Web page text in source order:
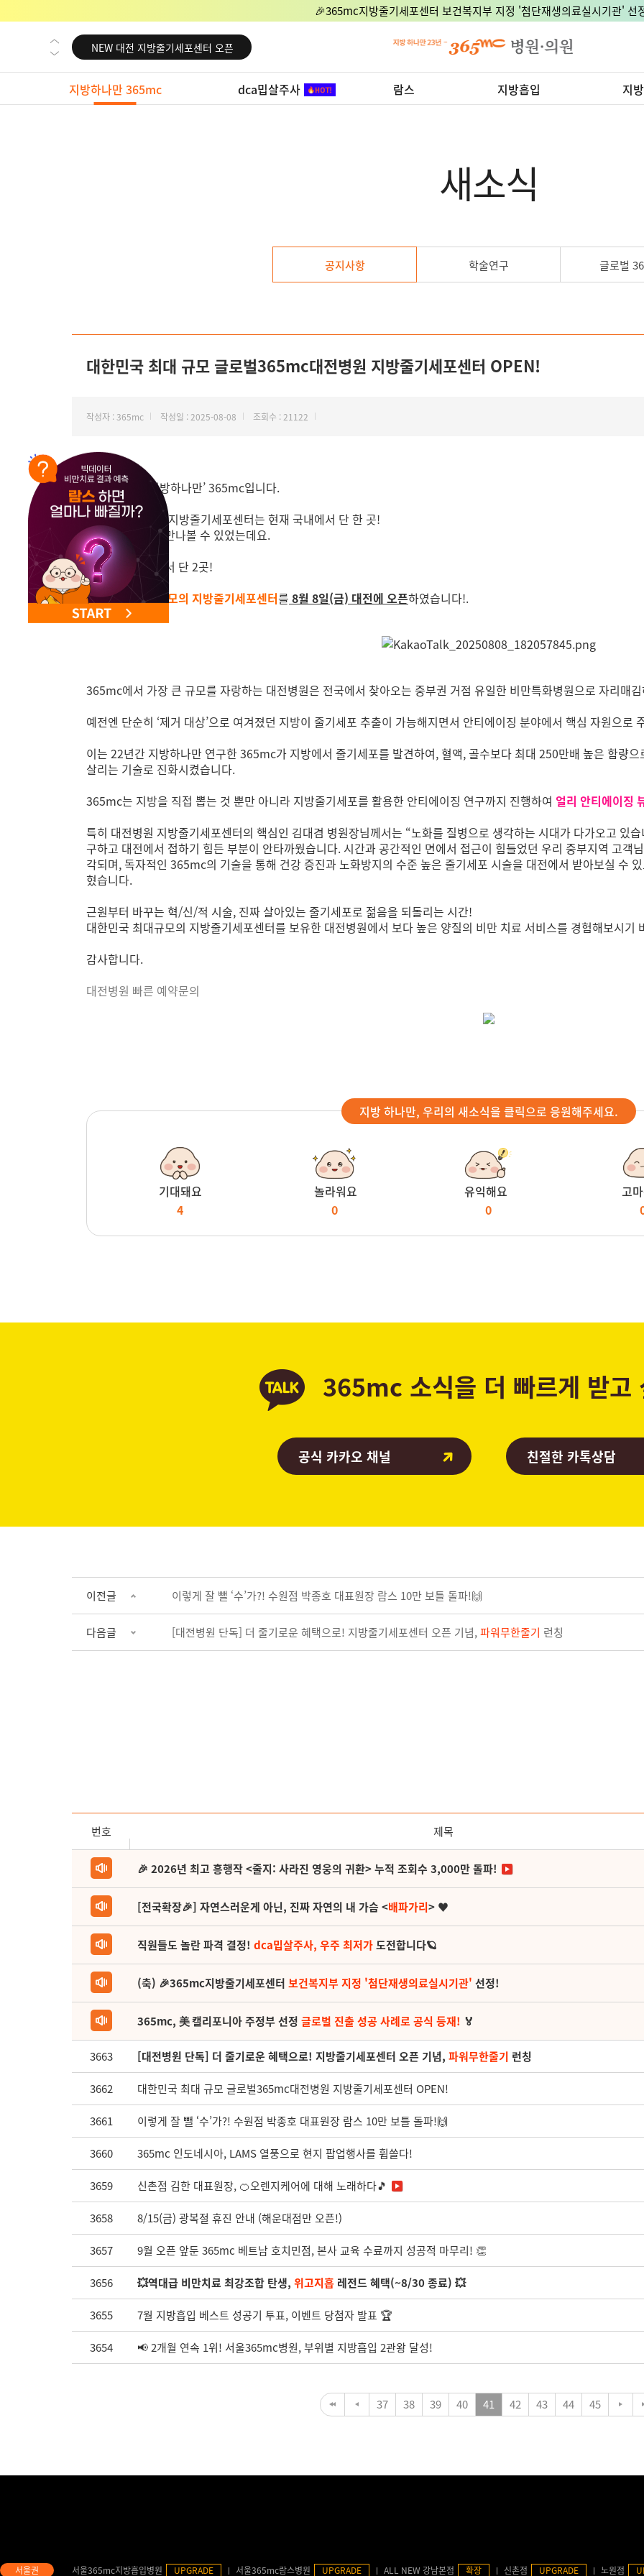
🎉365mc지방줄기세포센터 보건복지부 지정 '첨단재생의료실시기관' 선
NEW 교대 지방줄기세포센터 오픈
NEW 대전 지방줄기세포센터 오픈
NEW 노원 지방줄기세포센터 오픈
NEW 미국 LA점 오픈
지방하나만 365mc dca밉살주사 람스 지방흡입 지
새소식
공지사항 학술연구 글로벌
대한민국 최대 규모 글로벌365mc대전병원 지방줄기세포센터 OPEN!
작성자 : 365mc 작성일 : 2025-08-08 조회수 : 21122
안녕하세요. ‘지방하나만’ 365mc입니다.
지금까지 365mc지방줄기세포센터는 현재 국내에서 단 한 곳!
강남본점에서만 만나볼 수 있었는데요.
이젠 대한민국에서 단 2곳!
드디어!!!!!!
대한민국 최대 규모의 지방줄기세포센터를 8월 8일(금) 대전에 오픈하였습니다!.
365mc에서 가장 큰 규모를 자랑하는 대전병원은 전국에서 찾아오는 중부권 거점 유일한 비만특화병원으로 자리매
예전엔 단순히 ‘제거 대상’으로 여겨졌던 지방이 줄기세포 추출이 가능해지면서 안티에이징 분야에서 핵심 자원으로
이는 22년간 지방하나만 연구한 365mc가 지방에서 줄기세포를 발견하여, 혈액, 골수보다 최대 250만배 높은 함량
살리는 기술로 진화시켰습니다.
365mc는 지방을 직접 뽑는 것 뿐만 아니라 지방줄기세포를 활용한 안티에이징 연구까지 진행하여 얼리 안티에이징
특히 대전병원 지방줄기세포센터의 핵심인 김대겸 병원장님께서는 “노화를 질병으로 생각하는 시대가 다가오고 있
구하고 대전에서 접하기 힘든 부분이 안타까웠습니다. 시간과 공간적인 면에서 접근이 힘들었던 우리 중부지역 고객
각되며, 독자적인 365mc의 기술을 통해 건강 증진과 노화방지의 수준 높은 줄기세포 시술을 대전에서 받아보실 수
혔습니다.
근원부터 바꾸는 혁/신/적 시술, 진짜 살아있는 줄기세포로 젊음을 되돌리는 시간!
대한민국 최대규모의 지방줄기세포센터를 보유한 대전병원에서 보다 높은 양질의 비만 치료 서비스를 경험해보시기
감사합니다.
대전병원 빠른 예약문의
지방 하나만, 우리의 새소식을 클릭으로 응원해주세요.
기대돼요
4
놀라워요
0
유익해요
0
고
365mc 소식을 더 빠르게 받고
공식 카카오 채널 친절한 카톡상담
이전글 이렇게 잘 뺄 ‘수’가?! 수원점 박종호 대표원장 람스 10만 보틀 돌파!🙌
다음글 [대전병원 단독] 더 줄기로운 혜택으로! 지방줄기세포센터 오픈 기념,파워무한줄기 런칭
번호 제목
🎉 2026년 최고 흥행작 <줄지: 사라진 영웅의 귀환> 누적 조회수 3,000만 돌파!
[전국확장🎉] 자연스러운게 아닌, 진짜 자연의 내 가슴 <배파가리> ♥
직원들도 놀란 파격 결정! dca밉살주사, 우주 최저가도전합니다🪐
(축) 🎉365mc지방줄기세포센터 보건복지부 지정 '첨단재생의료실시기관' 선정!
365mc, 美 캘리포니아 주정부 선정 글로벌 진출 성공 사례로 공식 등재! 🏅
3663 [대전병원 단독] 더 줄기로운 혜택으로! 지방줄기세포센터 오픈 기념, 파워무한줄기 런칭
3662 대한민국 최대 규모 글로벌365mc대전병원 지방줄기세포센터 OPEN!
3661 이렇게 잘 뺄 ‘수’가?! 수원점 박종호 대표원장 람스 10만 보틀 돌파!🙌
3660 365mc 인도네시아, LAMS 열풍으로 현지 팝업행사를 휩쓸다!
3659 신촌점 김한 대표원장, 🍊오렌지케어에 대해 노래하다🎵
3658 8/15(금) 광복절 휴진 안내 (해운대점만 오픈!)
3657 9월 오픈 앞둔 365mc 베트남 호치민점, 본사 교육 수료까지 성공적 마무리! 👏
3656 💥역대급 비만치료 최강조합 탄생, 위고지흡 레전드 혜택(~8/30 종료) 💥
3655 7월 지방흡입 베스트 성공기 투표, 이벤트 당첨자 발표 🏆
3654 📢 2개월 연속 1위! 서울365mc병원, 부위별 지방흡입 2관왕 달성!
37 38 39 40 41 42 43 44 45
서울365mc지방흡입병원 UPGRADE 서울365mc람스병원 UPGRADE ALL NEW 강남본점 확장 신촌점 UPGRADE 노원점